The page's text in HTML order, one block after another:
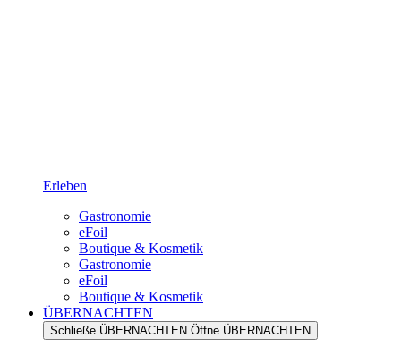
Erleben
Gastronomie
eFoil
Boutique & Kosmetik
Gastronomie
eFoil
Boutique & Kosmetik
ÜBERNACHTEN
Schließe ÜBERNACHTEN Öffne ÜBERNACHTEN